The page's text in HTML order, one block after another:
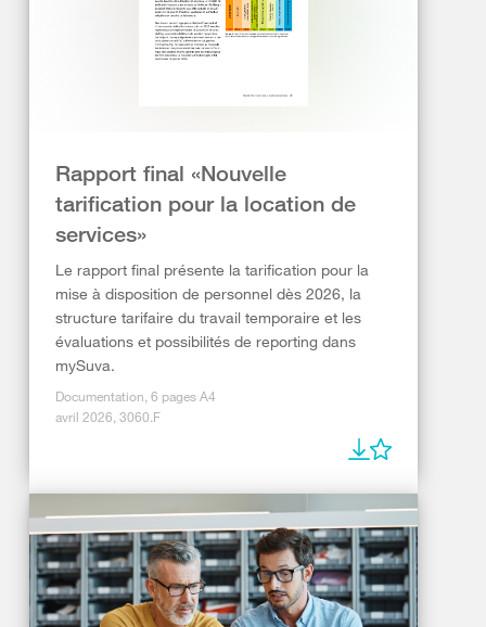
Rapport final «Nouvelle
tarification pour la location de
services»
Le rapport final présente la tarification pour la
mise à disposition de personnel dès 2026, la
structure tarifaire du travail temporaire et les
évaluations et possibilités de reporting dans
mySuva.
Documentation, 6 pages A4
avril 2026, 3060.F